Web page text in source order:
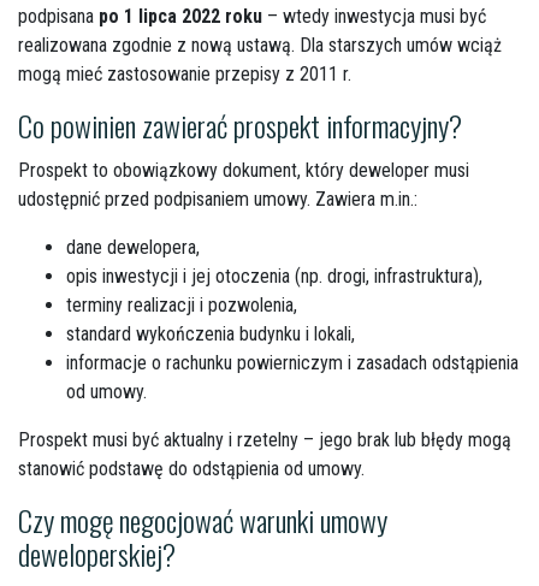
podpisana po 1 lipca 2022 roku – wtedy inwestycja musi być
realizowana zgodnie z nową ustawą. Dla starszych umów wciąż
mogą mieć zastosowanie przepisy z 2011 r.
Co powinien zawierać prospekt informacyjny?
Prospekt to obowiązkowy dokument, który deweloper musi
udostępnić przed podpisaniem umowy. Zawiera m.in.:
dane dewelopera,
opis inwestycji i jej otoczenia (np. drogi, infrastruktura),
terminy realizacji i pozwolenia,
standard wykończenia budynku i lokali,
informacje o rachunku powierniczym i zasadach odstąpienia
od umowy.
Prospekt musi być aktualny i rzetelny – jego brak lub błędy mogą
stanowić podstawę do odstąpienia od umowy.
Czy mogę negocjować warunki umowy
deweloperskiej?